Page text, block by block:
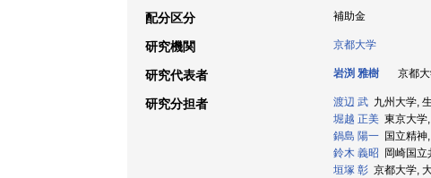
配分区分 補助金
研究機関 京都大学
研究代表者 岩渕 雅樹 京都
研究分担者 渡辺 武 九州大学,
堀越 正美 東京大学
鍋島 陽一 国立精神
鈴木 義昭 岡崎国立
垣塚 彰 京都大学,